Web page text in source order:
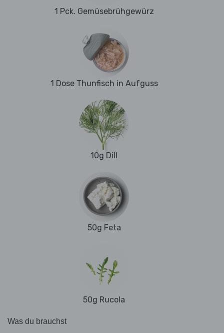
1 Pck. Gemüsebrühgewürz
1 Dose Thunfisch in Aufguss
10g Dill
50g Feta
50g Rucola
Was du brauchst